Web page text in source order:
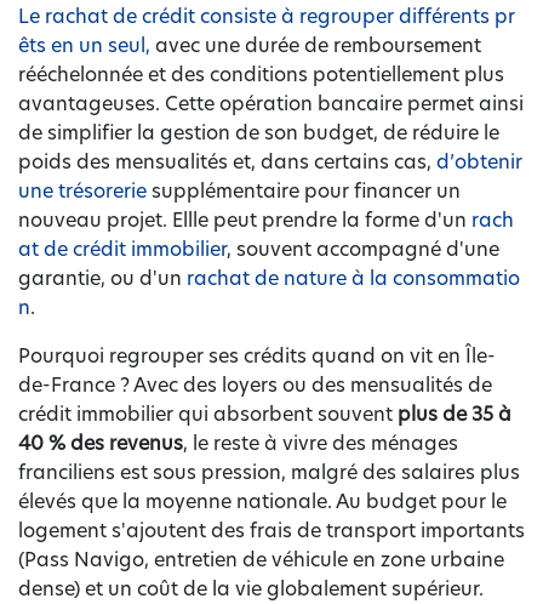
Le rachat de crédit consiste à regrouper différents pr
êts en un seul, avec une durée de remboursement
rééchelonnée et des conditions potentiellement plus
avantageuses. Cette opération bancaire permet ainsi
de simplifier la gestion de son budget, de réduire le
poids des mensualités et, dans certains cas, d’obtenir
une trésorerie supplémentaire pour financer un
nouveau projet. Ellle peut prendre la forme d'un rach
at de crédit immobilier, souvent accompagné d'une
garantie, ou d'un rachat de nature à la consommatio
n.
Pourquoi regrouper ses crédits quand on vit en Île-
de-France ? Avec des loyers ou des mensualités de
crédit immobilier qui absorbent souvent plus de 35 à
40 % des revenus, le reste à vivre des ménages
franciliens est sous pression, malgré des salaires plus
élevés que la moyenne nationale. Au budget pour le
logement s'ajoutent des frais de transport importants
(Pass Navigo, entretien de véhicule en zone urbaine
dense) et un coût de la vie globalement supérieur.